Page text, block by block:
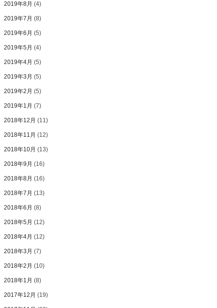
2019年8月 (4)
2019年7月 (8)
2019年6月 (5)
2019年5月 (4)
2019年4月 (5)
2019年3月 (5)
2019年2月 (5)
2019年1月 (7)
2018年12月 (11)
2018年11月 (12)
2018年10月 (13)
2018年9月 (16)
2018年8月 (16)
2018年7月 (13)
2018年6月 (8)
2018年5月 (12)
2018年4月 (12)
2018年3月 (7)
2018年2月 (10)
2018年1月 (8)
2017年12月 (19)